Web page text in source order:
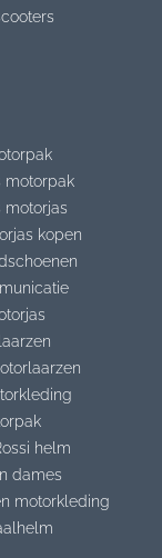
motorpak
motorjas
kopen
helm
dames
motorkleding